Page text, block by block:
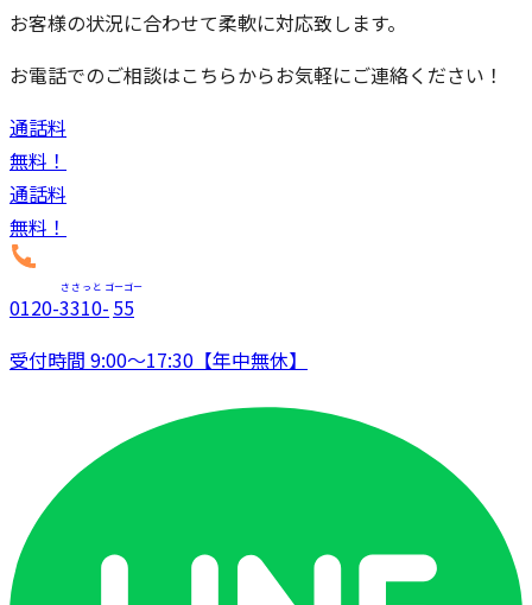
お客様の状況に合わせて柔軟に対応致します。
お電話でのご相談はこちらからお気軽にご連絡ください！
通話料
無料！
通話料
無料！
0120-3310
ささっと
- 55
ゴーゴー
受付時間 9:00～17:30【年中無休】